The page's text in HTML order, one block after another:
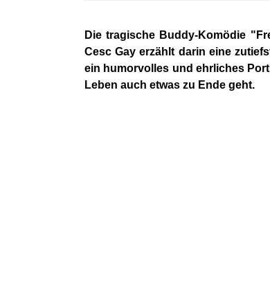
Die tragische Buddy-Komödie
Cesc Gay erzählt darin eine
ein humorvolles und ehrliches
Leben auch etwas zu Ende geht.